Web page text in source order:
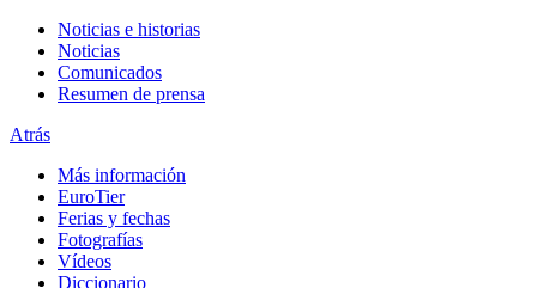
Noticias e historias
Noticias
Comunicados
Resumen de prensa
Atrás
Más información
EuroTier
Ferias y fechas
Fotografías
Vídeos
Diccionario